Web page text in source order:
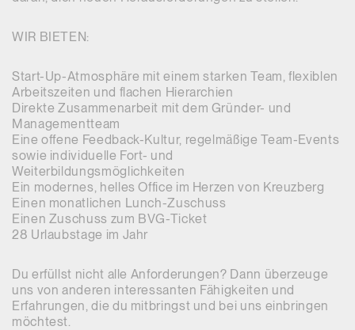
WIR BIETEN:
Start-Up-Atmosphäre mit einem starken Team, flexiblen
Arbeitszeiten und flachen Hierarchien
Direkte Zusammenarbeit mit dem Gründer- und
Managementteam
Eine offene Feedback-Kultur, regelmäßige Team-Events
sowie individuelle Fort- und
Weiterbildungsmöglichkeiten
Ein modernes, helles Office im Herzen von Kreuzberg
Einen monatlichen Lunch-Zuschuss
Einen Zuschuss zum BVG-Ticket
28 Urlaubstage im Jahr
Du erfüllst nicht alle Anforderungen? Dann überzeuge
uns von anderen interessanten Fähigkeiten und
Erfahrungen, die du mitbringst und bei uns einbringen
möchtest.